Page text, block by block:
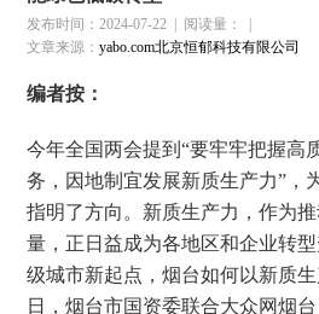
发布时间：2024-07-22 阅读量：
文章来源：yabo.com北京恒郁科技有限公司
编者按：
今年全国两会提到“要牢牢把握高
务，因地制宜发展新质生产力”，
指明了方向。新质生产力，作为
量，正日益成为各地区和企业转
级城市新起点，烟台如何以新质
日，烟台市国资委联合大众网烟